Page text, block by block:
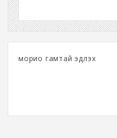
морио гамтай эдлэх